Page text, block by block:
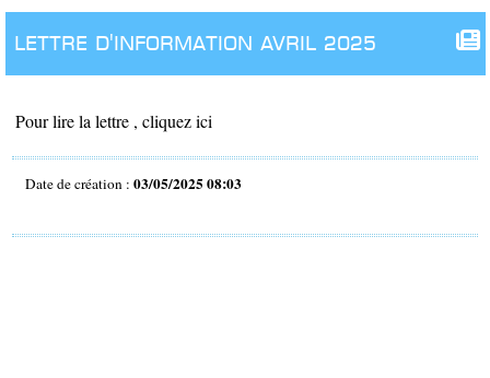
lettre d'information avril 2025
Pour lire la lettre , cliquez ici
Date de création : 03/05/2025 08:03